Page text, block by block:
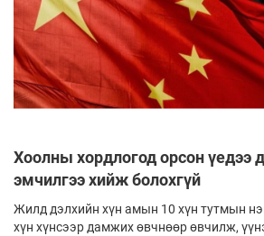
Хоолны хордлогод орсон үедээ
эмчилгээ хийж болохгүй
Жилд дэлхийн хүн амын 10 хүн тутмын
хүн хүнсээр дамжих өвчнөөр өвчилж,